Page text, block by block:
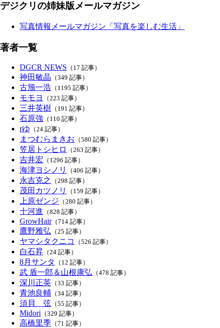
デジクリの姉妹版メールマガジン
写真情報メールマガジン「写真を楽しむ生活」
著者一覧
DGCR NEWS （17 記事）
神田敏晶 （349 記事）
古籏一浩 （1195 記事）
モモヨ （223 記事）
三井英樹 （191 記事）
石原強 （110 記事）
rゆ （24 記事）
まつむらまきお （580 記事）
笠居トシヒロ （263 記事）
吉井宏 （1296 記事）
海津ヨシノリ （406 記事）
永吉克之 （298 記事）
茂田カツノリ （159 記事）
上原ゼンジ （280 記事）
十河進 （828 記事）
GrowHair（714 記事）
鷹野雅弘 （25 記事）
ヤマシタクニコ （526 記事）
白石昇 （24 記事）
8月サンタ （12 記事）
武 盾一郎＆山根康弘 （478 記事）
深川正英 （33 記事）
青池良輔 （34 記事）
須貝 弦 （55 記事）
Midori （329 記事）
高橋里季 （71 記事）